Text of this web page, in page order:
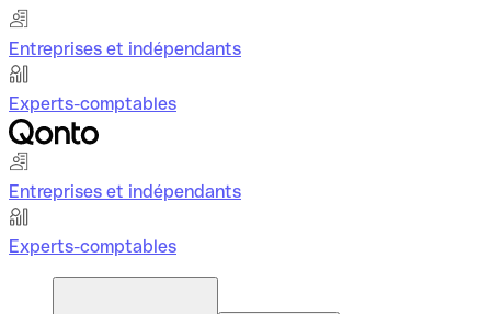
Entreprises et indépendants
Experts-comptables
Entreprises et indépendants
Experts-comptables